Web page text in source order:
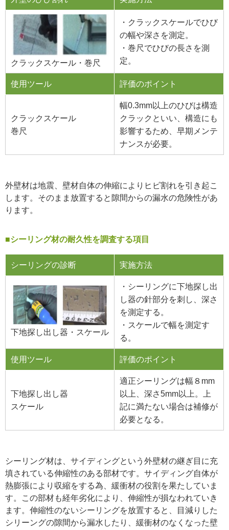
クラックスケール・巻尺
・クラックスケールでひび
の幅や深さを測定。
・巻尺でひびの長さを測
定。
使用ツール 評価のポイント
クラックスケール
巻尺
幅0.3mm以上のひびは構造
クラックといい、構造にも
影響するため、早期メンテ
ナンスが必要。
外壁材は地震、壁材自体の伸縮によりヒビ割れを引き起こ
します。そのまま放置すると隙間からの漏水の危険性があ
ります。
■シーリング材の耐久性を調査する項目
シーリングの診断 実施方法
下地探し出し器・スケール
・シーリングに下地探し出
し器の針部分を刺し、深さ
を測定する。
・スケールで幅を測定す
る。
使用ツール 評価のポイント
下地探し出し器
スケール
適正シーリングは幅８mm
以上、深さ5mm以上。上
記に満たない場合は補修が
必要となる。
シーリング材は、サイディングという外壁材の継ぎ目に充
填されている伸縮性のある部材です。サイディング自体が
熱膨張により収縮をする為、緩衝材の役割を果たしていま
す。この部材も経年劣化により、伸縮性が損なわれていき
ます。伸縮性のないシーリングを放置すると、目減りした
シリーングの隙間から漏水したり、緩衝材のなくなった壁